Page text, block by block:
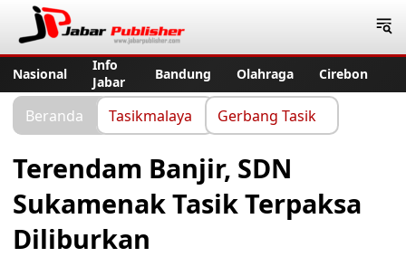
Nasional
Info
Jabar
Bandung Olahraga Cirebon
Beranda Tasikmalaya Gerbang Tasik
Terendam Banjir, SDN
Sukamenak Tasik Terpaksa
Diliburkan